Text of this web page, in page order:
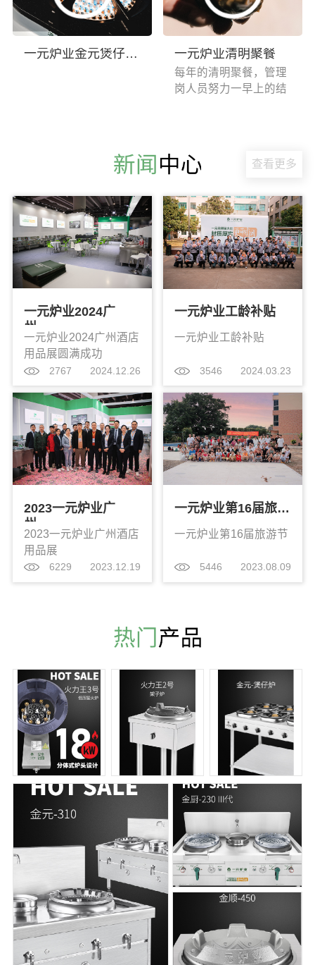
取配件盒中的4个平头
螺丝，安装固定好导轨
板加强筋方向与导轨方
向一致（层板并不是正
方形）7、用大蝶形螺
一元炉业金元煲仔炉火焰展示 一元炉业清明聚餐
每年的清明聚餐，管理
岗人员努力一早上的结
聚一起，造成了这多样
的口味。搭配鲜笋做的
道，早就想快点品尝
了。
查看更多
一元炉业2024广
州…
一元炉业2024广州酒店
用品展圆满成功
2767 2024.12.26
一元炉业工龄补贴
一元炉业工龄补贴
3546 2024.03.23
2023一元炉业广
州…
2023一元炉业广州酒店
用品展
6229 2023.12.19
一元炉业第16届旅…
一元炉业第16届旅游节
5446 2023.08.09